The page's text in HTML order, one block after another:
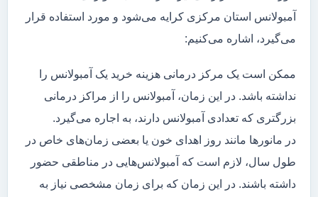
آمبولانس استان مرکزی کرایه می‌شود و مورد استفاده قرار
می‌گیرد، اشاره می‌کنیم:
ممکن است یک مرکز درمانی هزینه خرید یک آمبولانس را
نداشته باشد. در این زمان، آمبولانس را از مراکز درمانی
بزرگتری که تعدادی آمبولانس دارند، به اجاره می‌گیرد.
در مانور‌ها مانند روز اهدای خون یا بعضی زمان‌های خاص در
طول سال، لازم است که آمبولانس‌هایی در مناطقی حضور
داشته باشند. در این زمان که برای زمان مشخصی نیاز به